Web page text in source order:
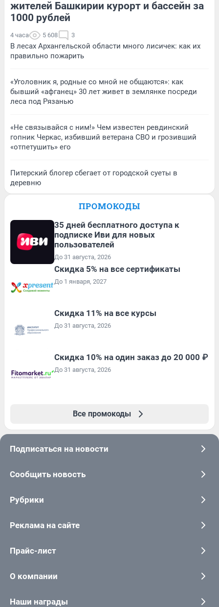
жителей Башкирии курорт и бассейн за
1000 рублей
4 часа 5 608 3
В лесах Архангельской области много лисичек: как их
правильно пожарить
«Уголовник я, родные со мной не общаются»: как
бывший «афганец» 30 лет живет в землянке посреди
леса под Рязанью
«Не связывайся с ним!» Чем известен ревдинский
гопник Черкас, избивший ветерана СВО и грозивший
«отпетушить» его
Питерский блогер сбегает от городской суеты в
деревню
ПРОМОКОДЫ
35 дней бесплатного доступа к
подписке Иви для новых
пользователей
До 31 августа, 2026
Скидка 5% на все сертификаты
До 1 января, 2027
Скидка 11% на все курсы
До 31 августа, 2026
Скидка 10% на один заказ до 20 000 ₽
До 31 августа, 2026
Все промокоды
Подписаться на новости
Сообщить новость
Рубрики
Реклама на сайте
Прайс-лист
О компании
Наши награды